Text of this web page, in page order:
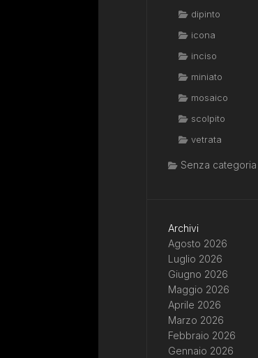
dipinto
icona
inciso
miniato
mosaico
scolpito
vetrata
Senza categoria
Archivi
Agosto 2026
Luglio 2026
Giugno 2026
Maggio 2026
Aprile 2026
Marzo 2026
Febbraio 2026
Gennaio 2026